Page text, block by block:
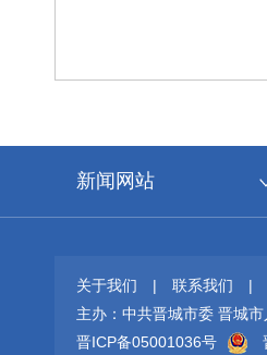
新闻网站
关于我们 | 联系我们 |
主办：中共晋城市委 晋城
晋ICP备05001036号